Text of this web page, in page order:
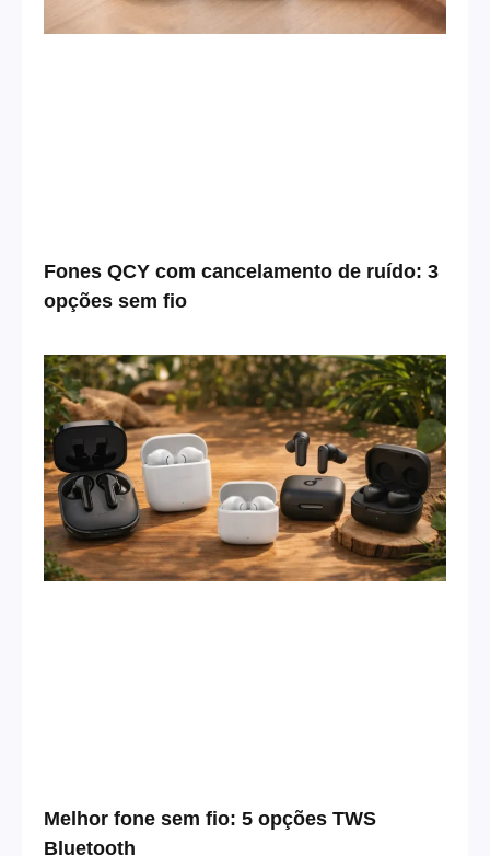
Fones QCY com cancelamento de ruído: 3
opções sem fio
Melhor fone sem fio: 5 opções TWS
Bluetooth